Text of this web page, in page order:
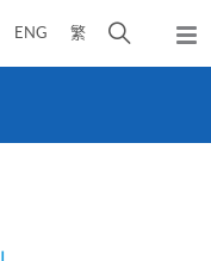
ENG 繁
开
弹
出
单